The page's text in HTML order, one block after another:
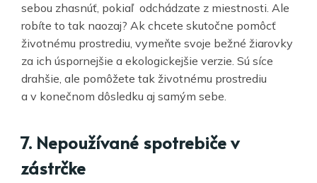
sebou zhasnúť, pokiaľ odchádzate z miestnosti. Ale
robíte to tak naozaj? Ak chcete skutočne pomôcť
životnému prostrediu, vymeňte svoje bežné žiarovky
za ich úspornejšie a ekologickejšie verzie. Sú síce
drahšie, ale pomôžete tak životnému prostrediu
a v konečnom dôsledku aj samým sebe.
7. Nepoužívané spotrebiče v
zástrčke